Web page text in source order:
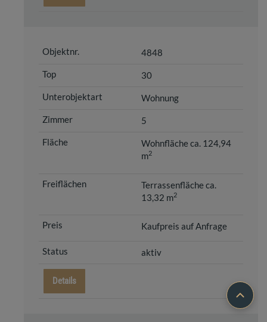
4848
30
Wohnung
5
Wohnfläche ca. 124,94
m2
Terrassenfläche ca.
13,32 m2
Kaufpreis auf Anfrage
aktiv
Details